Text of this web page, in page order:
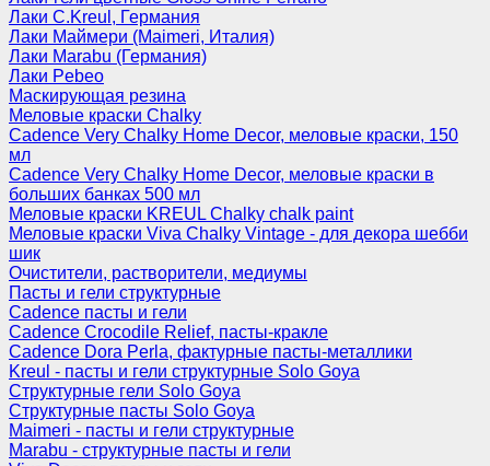
Лаки C.Kreul, Германия
Лаки Маймери (Maimeri, Италия)
Лаки Marabu (Германия)
Лаки Pebeo
Маскирующая резина
Меловые краски Chalky
Cadence Very Chalky Home Decor, меловые краски, 150
мл
Cadence Very Chalky Home Decor, меловые краски в
больших банках 500 мл
Меловые краски KREUL Chalky chalk paint
Меловые краски Viva Chalky Vintage - для декора шебби
шик
Очистители, растворители, медиумы
Пасты и гели структурные
Cadence пасты и гели
Cadence Crocodile Relief, пасты-кракле
Cadence Dora Perla, фактурные пасты-металлики
Kreul - пасты и гели структурные Solo Goya
Структурные гели Solo Goya
Структурные пасты Solo Goya
Maimeri - пасты и гели структурные
Marabu - структурные пасты и гели